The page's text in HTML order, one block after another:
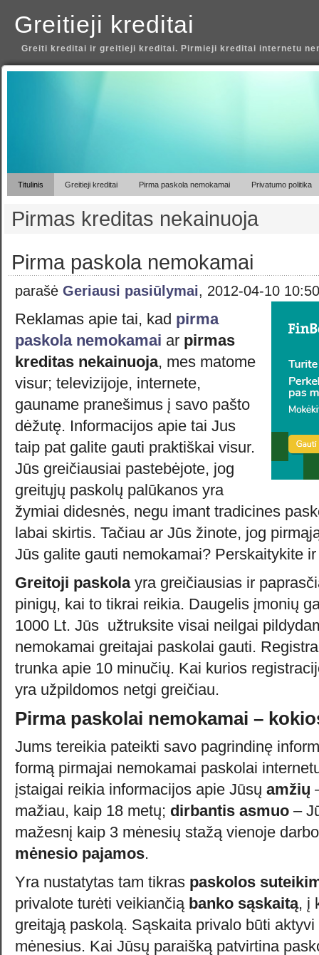
Greitieji kreditai
Greiti kreditai ir greitieji kreditai. Pirmieji kreditai internetu
Titulinis Greitieji kreditai Pirma paskola nemokamai Privatumo politika
Pirmas kreditas nekainuoja
Pirma paskola nemokamai
parašė Geriausi pasiūlymai, 2012-04-10 10:50
Reklamas apie tai, kad pirma
paskola nemokamai ar pirmas
kreditas nekainuoja, mes matome
visur; televizijoje, internete,
gauname pranešimus į savo pašto
dėžutę. Informacijos apie tai Jus
taip pat galite gauti praktiškai visur.
Jūs greičiausiai pastebėjote, jog
greitųjų paskolų palūkanos yra
žymiai didesnės, negu imant tradicines
labai skirtis. Tačiau ar Jūs žinote, jog
Jūs galite gauti nemokamai? Perskaitykite
Greitoji paskolayra greičiausias ir
pinigų, kai to tikrai reikia. Daugelis įmonių
1000 Lt. Jūs užtruksite visai neilgai
nemokamai greitajai paskolai gauti.
trunka apie 10 minučių. Kai kurios
yra užpildomos netgi greičiau.
Pirma paskolai nemokamai –
Jums tereikia pateikti savo pagrindinę
formą pirmajai nemokamai paskolai
įstaigai reikia informacijos apie Jūsų amžių
mažiau, kaip 18 metų; dirbantis asmuo –
mažesnį kaip 3 mėnesių stažą vienoje
mėnesio pajamos.
Yra nustatytas tam tikras paskolos
privalote turėti veikiančią banko sąskaitą, į
greitąją paskolą. Sąskaita privalo būti
mėnesius. Kai Jūsų paraišką patvirtina